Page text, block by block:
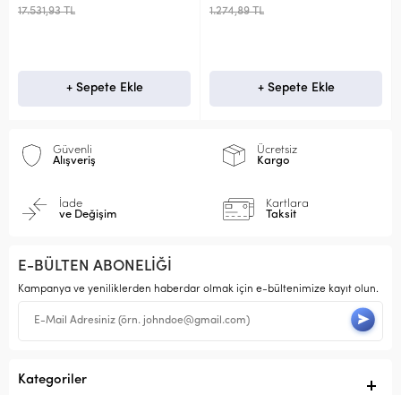
Güvenli
Alışveriş
Ücretsiz
Kargo
İade
ve Değişim
Kartlara
Taksit
E-BÜLTEN ABONELİĞİ
Kampanya ve yeniliklerden haberdar olmak için e-bültenimize kayıt olun.
Kategoriler